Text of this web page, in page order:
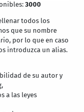
3000
todos los
que su nombre
por lo que en caso
introduzca un alias.
de su autor y
a las leyes